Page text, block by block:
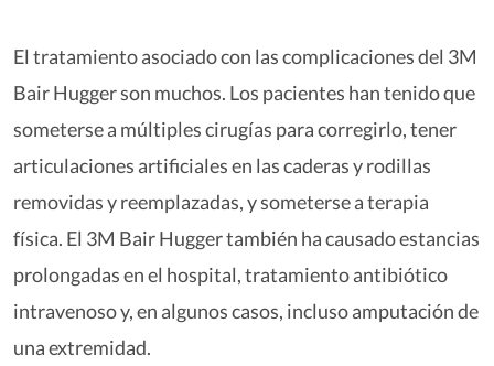
El tratamiento asociado con las complicaciones del 3M
Bair Hugger son muchos. Los pacientes han tenido que
someterse a múltiples cirugías para corregirlo, tener
articulaciones artificiales en las caderas y rodillas
removidas y reemplazadas, y someterse a terapia
física. El 3M Bair Hugger también ha causado estancias
prolongadas en el hospital, tratamiento antibiótico
intravenoso y, en algunos casos, incluso amputación de
una extremidad.